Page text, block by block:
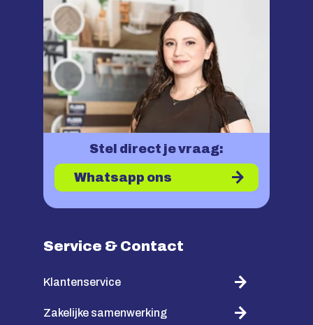
Stel direct je vraag:
Whatsapp ons
Service & Contact
Klantenservice
Zakelijke samenwerking